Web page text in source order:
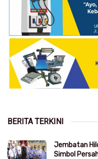
BERITA TERKINI
Jembatan
Simbol